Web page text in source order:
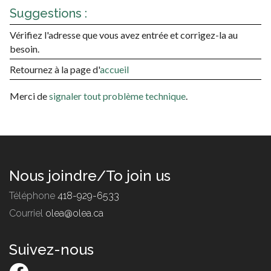
Suggestions :
Vérifiez l'adresse que vous avez entrée et corrigez-la au
besoin.
Retournez à la page d'accueil
Merci designaler tout problème technique.
Nous joindre/To join us
Téléphone 418-929-6533
Courriel olea@olea.ca
Suivez-nous